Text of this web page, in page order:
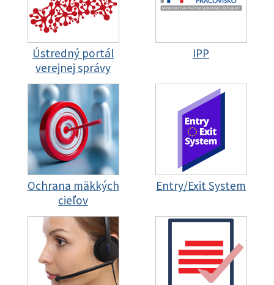
Ústredný portál
verejnej správy
IPP
Ochrana mäkkých
cieľov
Entry/Exit System